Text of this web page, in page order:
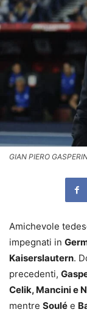
GIAN PIERO
Amichevole
impegnati in
Kaiserslautern.
precedenti,
Celik, Mancini e
mentre Soulé e